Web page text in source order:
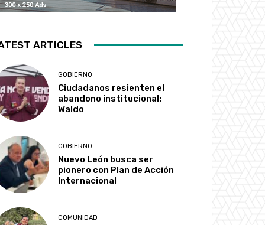
ARTICLES
GOBIERNO
Ciudadanos resienten el
abandono institucional:
Waldo
GOBIERNO
Nuevo León busca ser
pionero con Plan de Acción
Internacional
COMUNIDAD